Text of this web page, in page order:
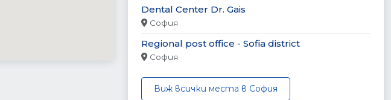
Dental Center Dr. Gais
София
Regional post office - Sofia district
София
Виж всички места в София